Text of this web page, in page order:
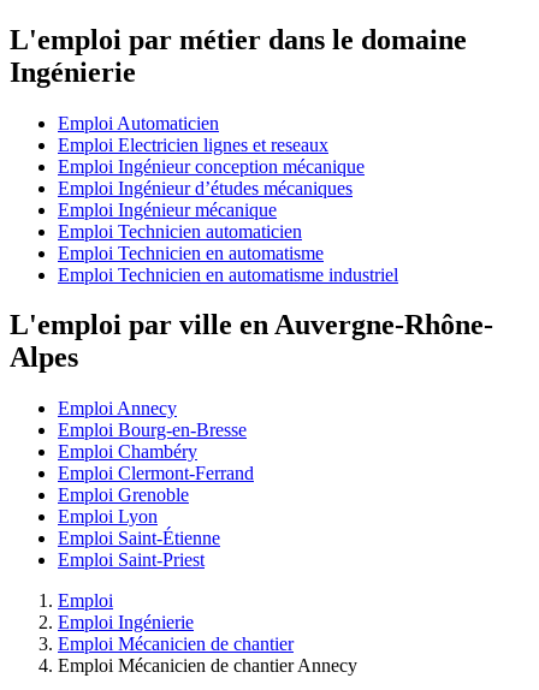
L'emploi par métier dans le domaine
Ingénierie
Emploi Automaticien
Emploi Electricien lignes et reseaux
Emploi Ingénieur conception mécanique
Emploi Ingénieur d’études mécaniques
Emploi Ingénieur mécanique
Emploi Technicien automaticien
Emploi Technicien en automatisme
Emploi Technicien en automatisme industriel
L'emploi par ville en Auvergne-Rhône-
Alpes
Emploi Annecy
Emploi Bourg-en-Bresse
Emploi Chambéry
Emploi Clermont-Ferrand
Emploi Grenoble
Emploi Lyon
Emploi Saint-Étienne
Emploi Saint-Priest
Emploi
Emploi Ingénierie
Emploi Mécanicien de chantier
Emploi Mécanicien de chantier Annecy